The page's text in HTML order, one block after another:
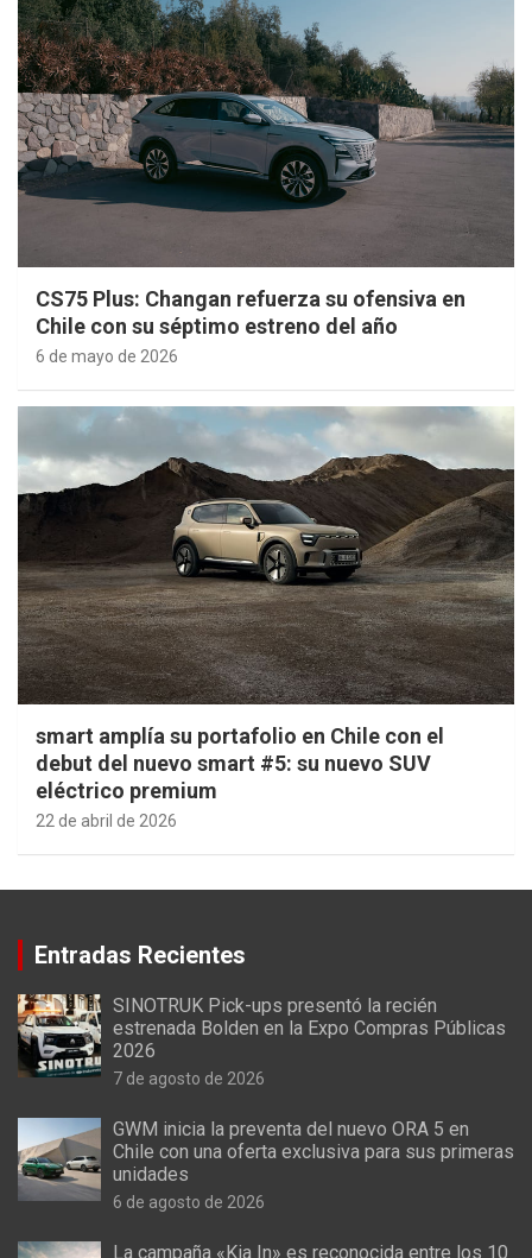
CS75 Plus: Changan refuerza su ofensiva en
Chile con su séptimo estreno del año
6 de mayo de 2026
smart amplía su portafolio en Chile con el
debut del nuevo smart #5: su nuevo SUV
eléctrico premium
22 de abril de 2026
Entradas Recientes
SINOTRUK Pick-ups presentó la recién
estrenada Bolden en la Expo Compras Públicas
2026
7 de agosto de 2026
GWM inicia la preventa del nuevo ORA 5 en
Chile con una oferta exclusiva para sus primeras
unidades
6 de agosto de 2026
La campaña «Kia In» es reconocida entre los 10